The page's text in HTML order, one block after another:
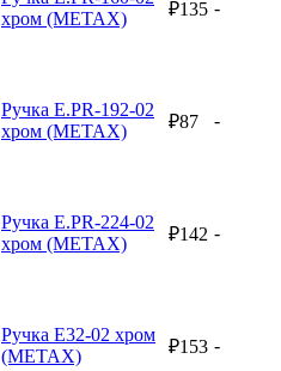
хром (METAX)
₽135 -
Ручка E.PR-192-02
хром (METAX)
₽87 -
Ручка E.PR-224-02
хром (METAX)
₽142 -
Ручка E32-02 хром
(METAX)
₽153 -